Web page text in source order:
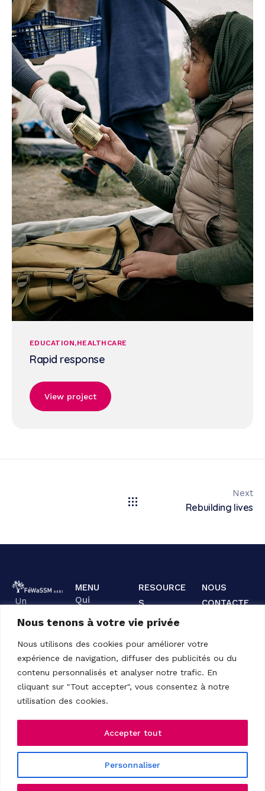
Nous tenons à votre vie privée
Nous utilisons des cookies pour améliorer votre
expérience de navigation, diffuser des publicités ou du
contenu personnalisés et analyser notre trafic. En
cliquant sur "Tout accepter", vous consentez à notre
utilisation des cookies.
Personnaliser
Accepter tout
EDUCATION HEALTHCARE
Rapid response
View project
Next
Rebuilding lives
Un
interlocuteu
pour les
Services de
Santé
Mentale
MENU
Qui
nous ?
Nos
activités
RESOURCE
S
NOUS
CONTACTE
03 36
Subsidié par
:
© FéWaSSm. Tous droits
réservés | Site Web :ANS
Computer
Termes et conditions